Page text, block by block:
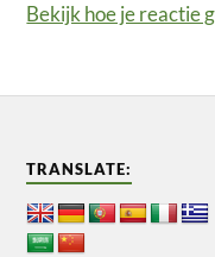
Bekijk hoe je reactie
TRANSLATE: